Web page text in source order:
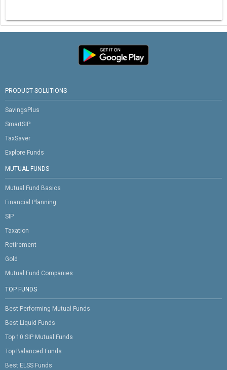
PRODUCT SOLUTIONS
SavingsPlus
SmartSIP
TaxSaver
Explore Funds
MUTUAL FUNDS
Mutual Fund Basics
Financial Planning
SIP
Taxation
Retirement
Gold
Mutual Fund Companies
TOP FUNDS
Best Performing Mutual Funds
Best Liquid Funds
Top 10 SIP Mutual Funds
Top Balanced Funds
Best ELSS Funds